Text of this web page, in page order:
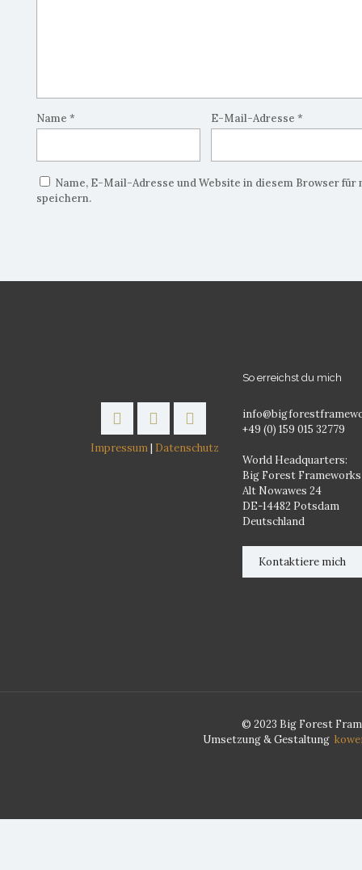
Name * E-Mail-Adresse*
Name, E-Mail-Adresse und Website in diesem Browser
speichern.
Impressum| Datenschutz
So erreichst du mich
+49 (0) 159 015 32779
World Headquarters:
Big Forest Frameworks
Alt Nowawes 24
DE-14482 Potsdam
Deutschland
Kontaktiere mich
© 2023 Big Forest
Umsetzung & Gestaltung